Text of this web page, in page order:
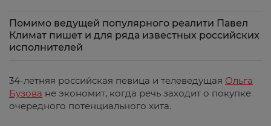
Помимо ведущей популярного реалити Павел
Климат пишет и для ряда известных российских
исполнителей
34-летняя российская певица и телеведущая Ольга
Бузова не экономит, когда речь заходит о покупке
очередного потенциального хита.